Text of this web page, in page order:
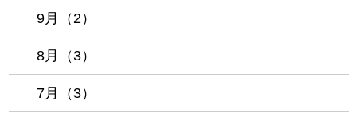
9月（2）
8月（3）
7月（3）